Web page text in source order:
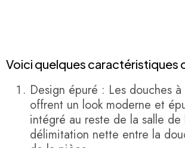
Voici quelques caractéristiques
Design épuré : Les douches à
offrent un look moderne et
intégré au reste de la salle de
délimitation nette entre la